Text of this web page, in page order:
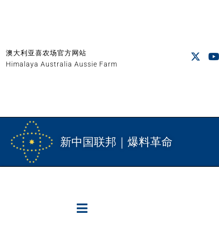
澳大利亚喜农场官方网站
Himalaya Australia Aussie Farm
新中国联邦｜爆料革命